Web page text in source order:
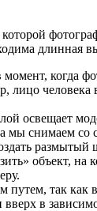
длинная
когда
лицо
освещает
мы снимаем
объект, на
так как
в